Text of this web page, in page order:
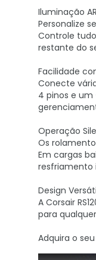
Iluminação
Personalize
Controle
restante do
Facilidade
Conecte
4 pinos e um
Operação
Os
Em cargas
resfriamento
Design
A Corsair
para
Adquira o seu